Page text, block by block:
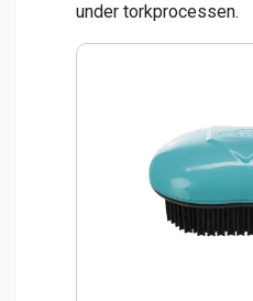
under torkprocessen.